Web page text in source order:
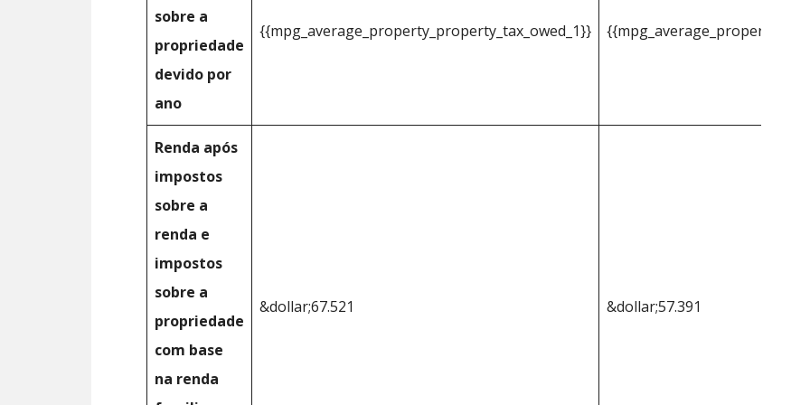
sobre a
propriedade
devido por
ano
{{mpg_average_property_property_tax_owed_1}}
Renda após
impostos
sobre a
renda e
impostos
sobre a
propriedade
com base
na renda
&dollar;67.521 &dollar;57.391